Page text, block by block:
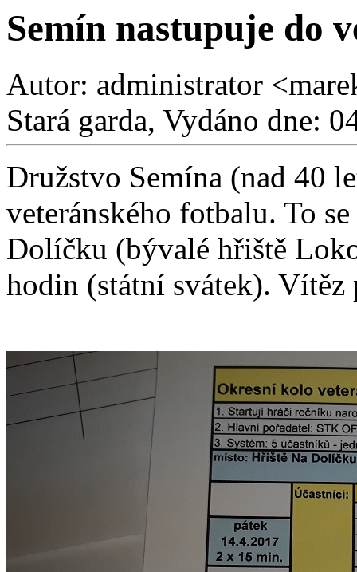
Semín nastupuje do
Autor: administrator
Stará garda, Vydáno dne:
Družstvo Semína (nad 40
veteránského fotbalu. To
Dolíčku (bývalé hřiště
hodin (státní svátek).